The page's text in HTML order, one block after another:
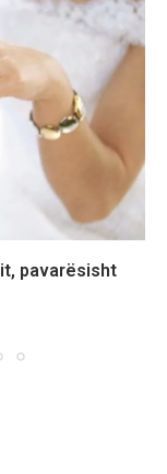
pavarësisht